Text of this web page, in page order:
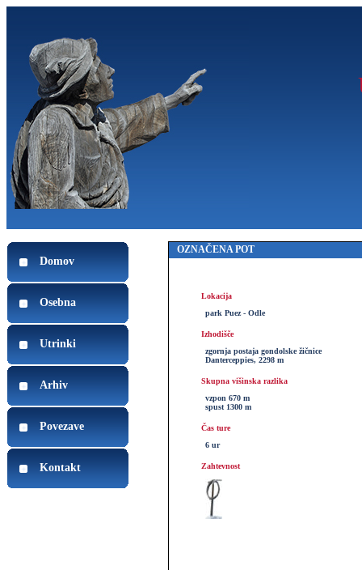
Domov
Osebna
Utrinki
Arhiv
Povezave
Kontakt
OZNAČENA POT
Lokacija
park Puez - Odle
Izhodišče
zgornja postaja gondolske žičnice
Danterceppies, 2298 m
Skupna višinska razlika
vzpon 670 m
spust 1300 m
Čas ture
6 ur
Zahtevnost